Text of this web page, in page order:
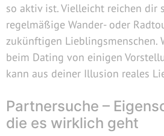
so aktiv ist. Vielleicht reichen dir
regelmäßige Wander- oder
zukünftigen Lieblingsmenschen.
beim Dating von einigen
kann aus deiner Illusion reales
Partnersuche –
die es wirklich geht